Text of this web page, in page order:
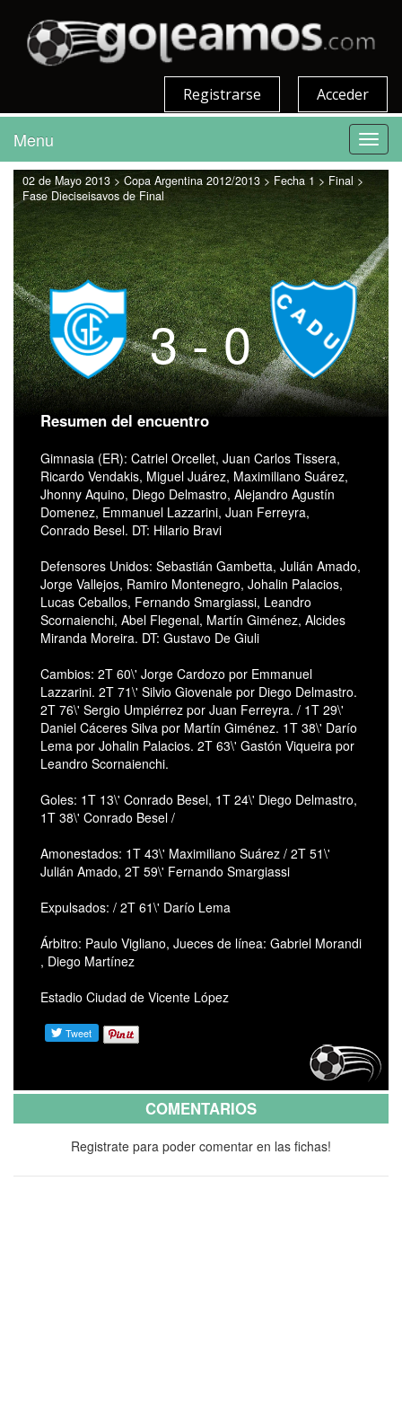
Acceder
Registrarse
Menu
02 de Mayo 2013 > Copa Argentina 2012/2013 > Fecha 1 > Final >
Fase Dieciseisavos de Final
3 - 0
Resumen del encuentro
Gimnasia (ER): Catriel Orcellet, Juan Carlos Tissera,
Ricardo Vendakis, Miguel Juárez, Maximiliano Suárez,
Jhonny Aquino, Diego Delmastro, Alejandro Agustín
Domenez, Emmanuel Lazzarini, Juan Ferreyra,
Conrado Besel. DT: Hilario Bravi
Defensores Unidos: Sebastián Gambetta, Julián Amado,
Jorge Vallejos, Ramiro Montenegro, Johalin Palacios,
Lucas Ceballos, Fernando Smargiassi, Leandro
Scornaienchi, Abel Flegenal, Martín Giménez, Alcides
Miranda Moreira. DT: Gustavo De Giuli
Cambios: 2T 60\' Jorge Cardozo por Emmanuel
Lazzarini. 2T 71\' Silvio Giovenale por Diego Delmastro.
2T 76\' Sergio Umpiérrez por Juan Ferreyra. / 1T 29\'
Daniel Cáceres Silva por Martín Giménez. 1T 38\' Darío
Lema por Johalin Palacios. 2T 63\' Gastón Viqueira por
Leandro Scornaienchi.
Goles: 1T 13\' Conrado Besel, 1T 24\' Diego Delmastro,
1T 38\' Conrado Besel /
Amonestados: 1T 43\' Maximiliano Suárez / 2T 51\'
Julián Amado, 2T 59\' Fernando Smargiassi
Expulsados: / 2T 61\' Darío Lema
Árbitro: Paulo Vigliano, Jueces de línea: Gabriel Morandi
, Diego Martínez
Estadio Ciudad de Vicente López
COMENTARIOS
Registrate para poder comentar en las fichas!